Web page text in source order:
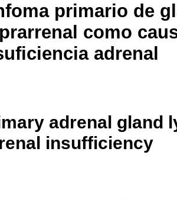
primario de
como
adrenal
adrenal gland
insufficiency